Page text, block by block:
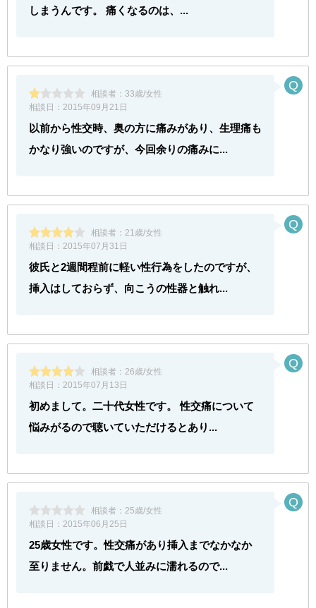
しまうんです。 痛くなるのは、...
相談者： 33歳/女性
相談日： 2015年09月21日
以前から性交時、奥の方に痛みがあり、生理痛も
かなり強いのですが、今回余りの痛みに...
相談者： 21歳/女性
相談日： 2015年07月31日
彼氏と2週間程前に軽い性行為をしたのですが、
挿入はしておらず、向こうの性器と触れ...
相談者： 26歳/女性
相談日： 2015年07月13日
初めまして。二十代女性です。 性交痛について
悩みがるので聴いていただけるとあり...
相談者： 25歳/女性
相談日： 2015年06月25日
25歳女性です。性交痛があり挿入までなかなか
至りません。前戯で人並みに濡れるので...